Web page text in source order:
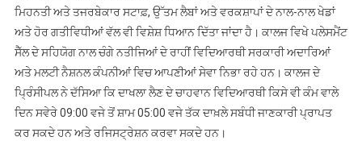
ਮਿਹਨਤੀ ਅਤੇ ਤਜਰਬੇਕਾਰ ਸਟਾਫ਼, ਉੱਤਮ ਲੈਬਾਂ ਅਤੇ ਵਰਕਸ਼ਾਪਾਂ ਦੇ ਨਾਲ-ਨਾਲ ਖੇਡਾਂ
ਅਤੇ ਹੋਰ ਗਤੀਵਿਧੀਆਂ ਵੱਲ ਵੀ ਵਿਸ਼ੇਸ਼ ਧਿਆਨ ਦਿੱਤਾ ਜਾਂਦਾ ਹੈ। ਕਾਲਜ ਵਿਖੇ ਪਲੇਸਮੈਂਟ
ਸੈੱਲ ਦੇ ਸਹਿਯੋਗ ਨਾਲ ਚੰਗੇ ਨਤੀਜਿਆਂ ਦੇ ਰਾਹੀਂ ਵਿਦਿਆਰਥੀ ਸਰਕਾਰੀ ਅਦਾਰਿਆਂ
ਅਤੇ ਮਲਟੀ ਨੈਸ਼ਨਲ ਕੰਪਨੀਆਂ ਵਿਚ ਆਪਣੀਆਂ ਸੇਵਾ ਨਿਭਾ ਰਹੇ ਹਨ। ਕਾਲਜ ਦੇ
ਪ੍ਰਿੰਸੀਪਲ ਨੇ ਦੱਸਿਆ ਕਿ ਦਾਖਲਾ ਲੈਣ ਦੇ ਚਾਹਵਾਨ ਵਿਦਿਆਰਥੀ ਕਿਸੇ ਵੀ ਕੰਮ ਵਾਲੇ
ਦਿਨ ਸਵੇਰੇ 09:00 ਵਜੇ ਤੋਂ ਸ਼ਾਮ 05:00 ਵਜੇ ਤੱਕ ਦਾਖ਼ਲੇ ਸਬੰਧੀ ਜਾਣਕਾਰੀ ਪ੍ਰਾਪਤ
ਕਰ ਸਕਦੇ ਹਨ ਅਤੇ ਰਜਿਸਟ੍ਰੇਸ਼ਨ ਕਰਵਾ ਸਕਦੇ ਹਨ।